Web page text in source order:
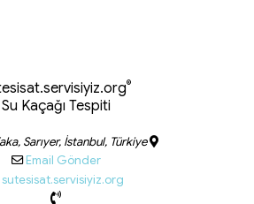
®
Su Kaçağı Tespiti
Sarıyer, İstanbul, Türkiye
Email Gönder
sutesisat.servisiyiz.org